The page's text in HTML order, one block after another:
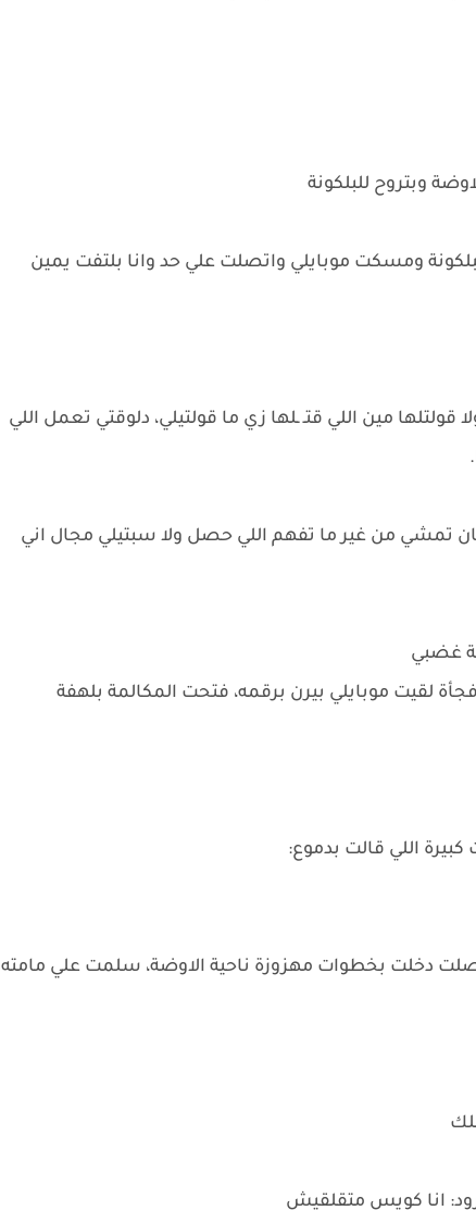
وبتروح للبلكونة
ومسكت موبايلي واتصلت علي حد وانا بلتفت يمين
قولتلها مين اللي قتـ ـلها زي ما قولتيلي، دلوقتي تعمل اللي
تمشي من غير ما تفهم اللي حصل ولا سبتيلي مجال اني
غضبي
لقيت موبايلي بيرن برقمه، فتحت المكالمة بلهفة
اللي قالت بدموع:
دخلت بخطوات مهزوزة ناحية الاوضة، سلمت علي مامته
انا كويس متقلقيش